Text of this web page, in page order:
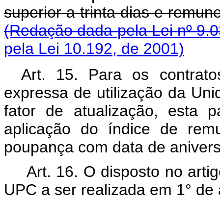
superior a trinta dias e
(Redação dada pela Lei nº
pela Lei 10.192, de 2001)
Art. 15. Para os
expressa de utilização da
fator de atualização, esta
aplicação do índice de
poupança com data de
Art. 16. O disposto no
UPC a ser realizada em 1°